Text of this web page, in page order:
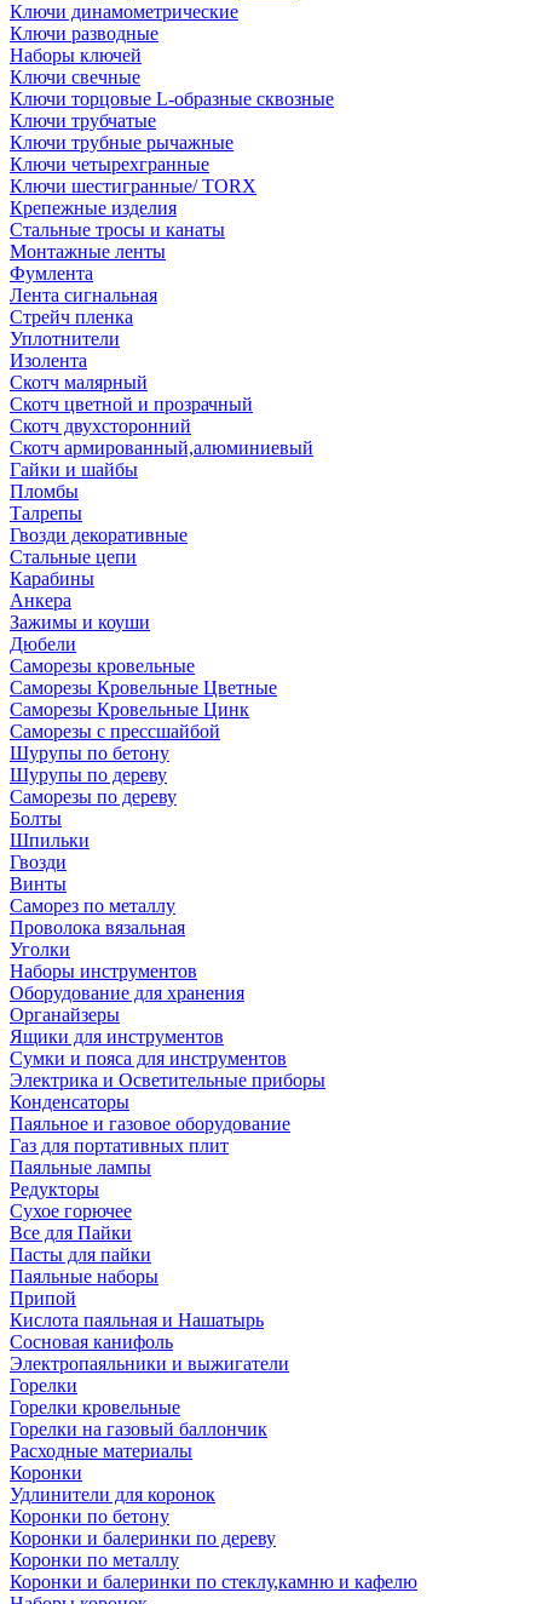
Ключи динамометрические
Ключи разводные
Наборы ключей
Ключи свечные
Ключи торцовые L-образные сквозные
Ключи трубчатые
Ключи трубные рычажные
Ключи четырехгранные
Ключи шестигранные/ TORX
Крепежные изделия
Стальные тросы и канаты
Монтажные ленты
Фумлента
Лента сигнальная
Стрейч пленка
Уплотнители
Изолента
Скотч малярный
Скотч цветной и прозрачный
Скотч двухсторонний
Скотч армированный,алюминиевый
Гайки и шайбы
Пломбы
Талрепы
Гвозди декоративные
Стальные цепи
Карабины
Анкера
Зажимы и коуши
Дюбели
Саморезы кровельные
Саморезы Кровельные Цветные
Саморезы Кровельные Цинк
Саморезы с прессшайбой
Шурупы по бетону
Шурупы по дереву
Саморезы по дереву
Болты
Шпильки
Гвозди
Винты
Саморез по металлу
Проволока вязальная
Уголки
Наборы инструментов
Оборудование для хранения
Органайзеры
Ящики для инструментов
Сумки и пояса для инструментов
Электрика и Осветительные приборы
Конденсаторы
Паяльное и газовое оборудование
Газ для портативных плит
Паяльные лампы
Редукторы
Сухое горючее
Все для Пайки
Пасты для пайки
Паяльные наборы
Припой
Кислота паяльная и Нашатырь
Сосновая канифоль
Электропаяльники и выжигатели
Горелки
Горелки кровельные
Горелки на газовый баллончик
Расходные материалы
Коронки
Удлинители для коронок
Коронки по бетону
Коронки и балеринки по дереву
Коронки по металлу
Коронки и балеринки по стеклу,камню и кафелю